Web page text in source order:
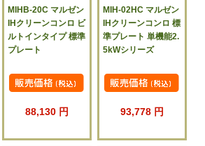
MIHB-20C マルゼン
IHクリーンコンロ ビ
ルトインタイプ 標準
プレート
88,130 円
MIH-02HC マルゼン
IHクリーンコンロ 標
準プレート 単機能2.
5kWシリーズ
93,778 円